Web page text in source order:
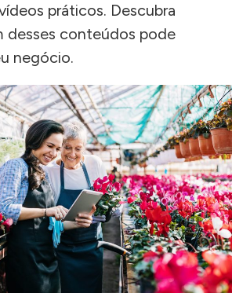
práticos. Descubra
desses conteúdos pode
negócio.